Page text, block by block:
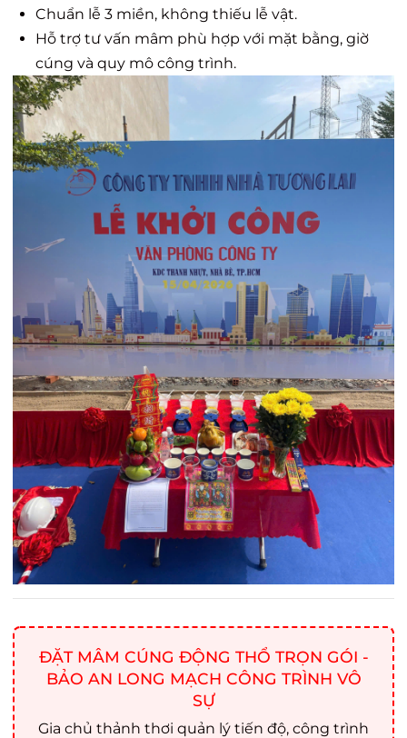
Chuẩn lễ 3 miền, không thiếu lễ vật.
Hỗ trợ tư vấn mâm phù hợp với mặt bằng, giờ
cúng và quy mô công trình.
ĐẶT MÂM CÚNG ĐỘNG THỔ TRỌN GÓI -
BẢO AN LONG MẠCH CÔNG TRÌNH VÔ
SỰ
Gia chủ thảnh thơi quản lý tiến độ, công trình